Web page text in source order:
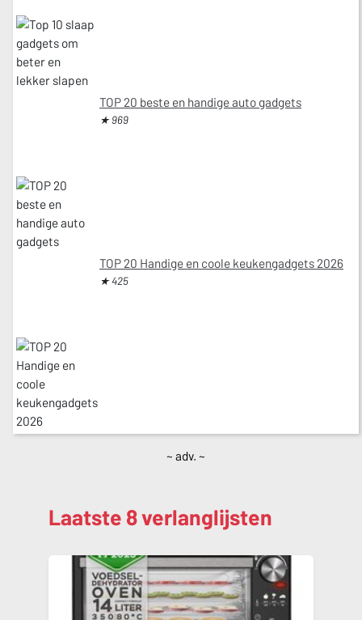
TOP 20 beste en handige auto gadgets
★ 969
TOP 20 Handige en coole keukengadgets 2026
★ 425
~ adv. ~
Laatste 8 verlanglijsten